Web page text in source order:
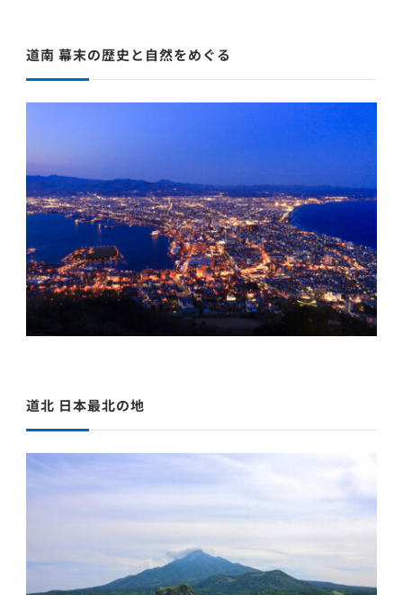
道南 幕末の歴史と自然をめぐる
道北 日本最北の地